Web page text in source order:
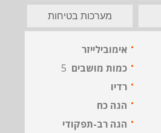
מערכות בטיחות
אימובילייזר
כמות מושבים
רדיו
הגה כח
הגה רב-תפקודי